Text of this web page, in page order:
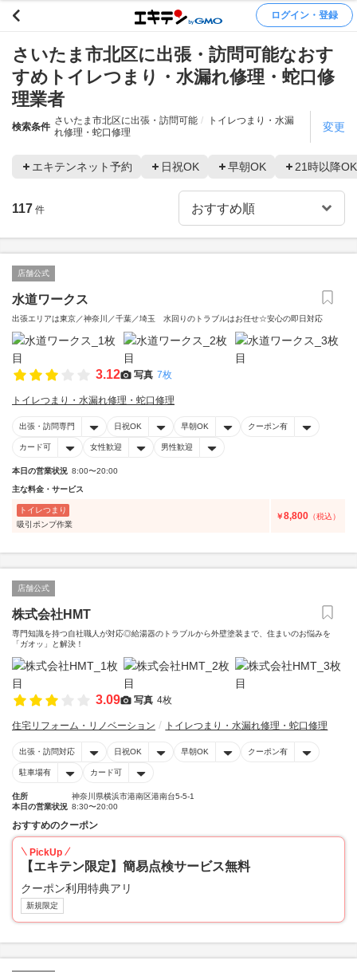
ログイン・登録
さいたま市北区に出張・訪問可能なおす
すめトイレつまり・水漏れ修理・蛇口修
理業者
検索条件
さいたま市北区に出張・訪問可能
トイレつまり・水漏
れ修理・蛇口修理
変更
エキテンネット予約 日祝OK 早朝OK 21時以降OK
117 件
店舗公式
水道ワークス
出張エリアは東京／神奈川／千葉／埼玉 水回りのトラブルはお任せ☆安心の即日対応
3.12 写真 7枚
トイレつまり・水漏れ修理・蛇口修理
出張・訪問専門 日祝OK 早朝OK クーポン有
カード可 女性歓迎 男性歓迎
本日の営業状況 8:00〜20:00
主な料金・サービス
トイレつまり
吸引ポンプ作業
￥8,800 （税込）
店舗公式
株式会社HMT
専門知識を持つ自社職人が対応◎給湯器のトラブルから外壁塗装まで、住まいのお悩みを
「ガオッ」と解決！
3.09 写真 4枚
住宅リフォーム・リノベーション トイレつまり・水漏れ修理・蛇口修理
出張・訪問対応 日祝OK 早朝OK クーポン有
駐車場有 カード可
住所
神奈川県横浜市港南区港南台5-5-1
本日の営業状況 8:30〜20:00
おすすめのクーポン
PickUp
【エキテン限定】簡易点検サービス無料
クーポン利用特典アリ
新規限定